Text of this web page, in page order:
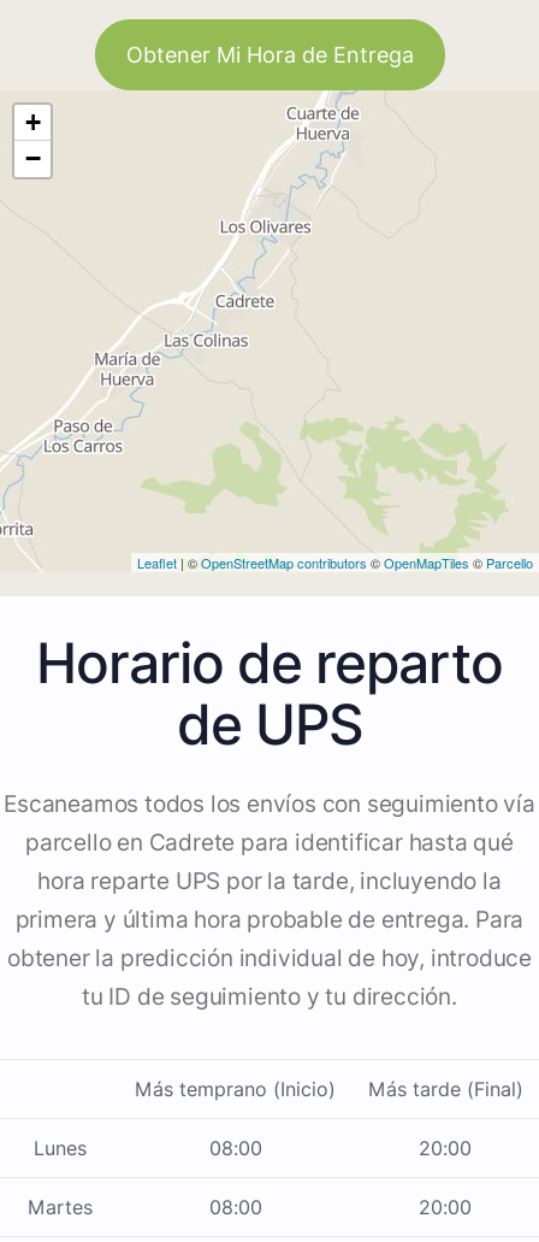
Obtener Mi Hora de Entrega
+
−
Leaflet | ©OpenStreetMap contributors ©OpenMapTiles © Parcello
Horario de reparto
de UPS
Escaneamos todos los envíos con seguimiento vía
parcello en Cadrete para identificar hasta qué
hora reparte UPS por la tarde, incluyendo la
primera y última hora probable de entrega. Para
obtener la predicción individual de hoy, introduce
tu ID de seguimiento y tu dirección.
Más temprano (Inicio) Más tarde (Final)
Lunes 08:00 20:00
Martes 08:00 20:00